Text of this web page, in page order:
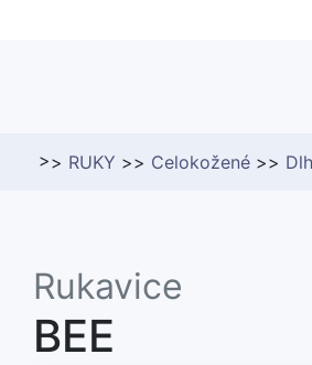
RUKY Celokožené
Rukavice
BEE